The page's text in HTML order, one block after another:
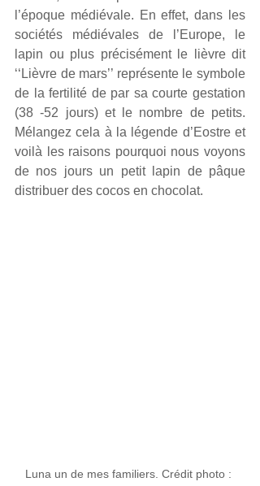
l’époque médiévale. En effet, dans les
sociétés médiévales de l’Europe, le
lapin ou plus précisément le lièvre dit
‘‘Lièvre de mars’’ représente le symbole
de la fertilité de par sa courte gestation
(38 -52 jours) et le nombre de petits.
Mélangez cela à la légende d’Eostre et
voilà les raisons pourquoi nous voyons
de nos jours un petit lapin de pâque
distribuer des cocos en chocolat.
Luna un de mes familiers. Crédit photo :